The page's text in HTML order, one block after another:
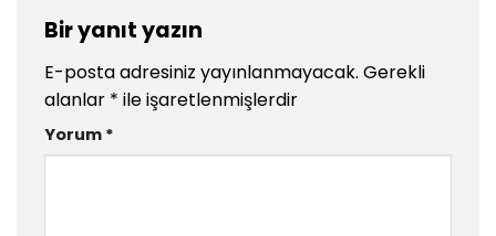
Bir yanıt yazın
E-posta adresiniz yayınlanmayacak. Gerekli
alanlar * ile işaretlenmişlerdir
Yorum *